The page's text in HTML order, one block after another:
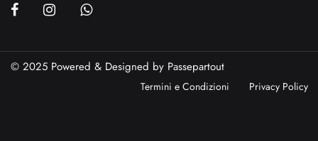
© 2025 Powered & Designed by Passepartout
Termini e Condizioni Privacy Policy